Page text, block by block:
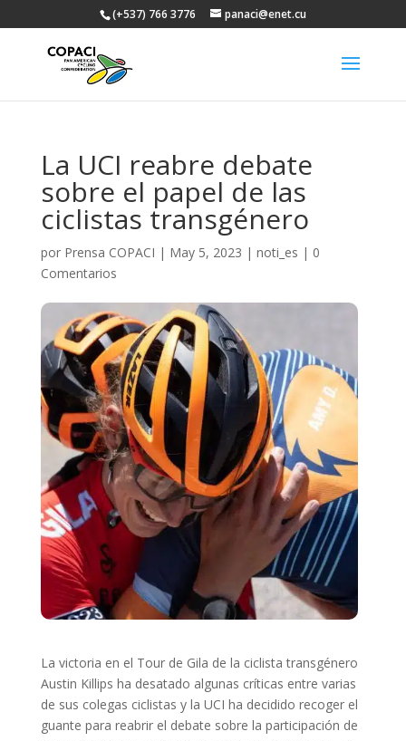
(+537) 766 3776 panaci@enet.cu
La UCI reabre debate
sobre el papel de las
ciclistas transgénero
por Prensa COPACI | May 5, 2023 | noti_es | 0
Comentarios
La victoria en el Tour de Gila de la ciclista transgénero
Austin Killips ha desatado algunas críticas entre varias
de sus colegas ciclistas y la UCI ha decidido recoger el
guante para reabrir el debate sobre la participación de